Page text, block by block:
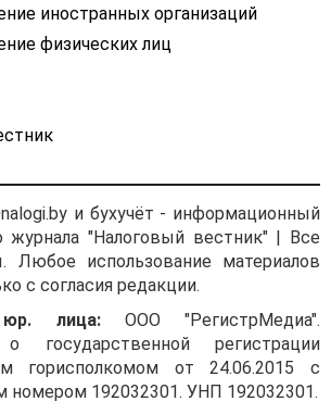
бухгалтерскому учету
активы, не имеющие
материально-
идентифицируемы, то есть
отделимы от других
активов организации;
· активы
предназначены для
использования в
деятельности организации,
в том числе в
производстве продукции,
иностранных организаций
физических лиц
и бухучёт - информационный
журнала "Налоговый вестник" | Все
Любое использование материалов
с согласия редакции.
юр. лица:ООО "РегистрМедиа".
государственной регистрации
горисполкомом от 24.06.2015 с
номером 192032301. УНП 192032301.